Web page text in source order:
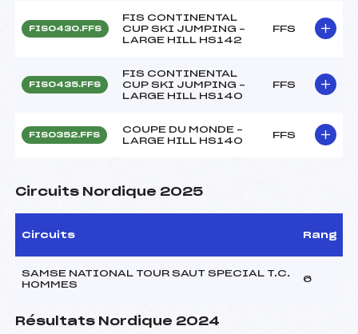
FIS0430.FFS
FIS CONTINENTAL
CUP SKI JUMPING –
LARGE HILL HS142
FFS
FIS0435.FFS
FIS CONTINENTAL
CUP SKI JUMPING –
LARGE HILL HS140
FFS
FIS0352.FFS
COUPE DU MONDE –
LARGE HILL HS140
FFS
Circuits Nordique 2025
Circuits Rang
SAMSE NATIONAL TOUR SAUT SPECIAL T.C.
HOMMES
6
Résultats Nordique 2024